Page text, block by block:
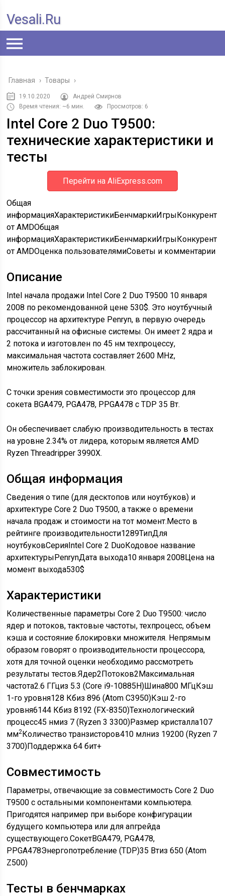
Vesali.ru
Главная › Товары ›
19.10.2020
Андрей Смирнов
Время чтения: ~6 мин.
Просмотров: 6
Intel Core 2 Duo T9500:
технические характеристики и
тесты
Перейти на AliExpress.com
Общая
информацияХарактеристикиБенчмаркиИгрыКонкурент
от AMDОбщая
информацияХарактеристикиБенчмаркиИгрыКонкурент
от AMDОценка пользователямиСоветы и комментарии
Описание
Intel начала продажи Intel Core 2 Duo T9500 10 января
2008 по рекомендованной цене 530$. Это ноутбучный
процессор на архитектуре Penryn, в первую очередь
рассчитанный на офисные системы. Он имеет 2 ядра и
2 потока и изготовлен по 45 нм техпроцессу,
максимальная частота составляет 2600 MHz,
множитель заблокирован.
С точки зрения совместимости это процессор для
сокета BGA479, PGA478, PPGA478 с TDP 35 Вт.
Он обеспечивает слабую производительность в тестах
на уровне 2.34% от лидера, которым является AMD
Ryzen Threadripper 3990X.
Общая информация
Сведения о типе (для десктопов или ноутбуков) и
архитектуре Core 2 Duo T9500, а также о времени
начала продаж и стоимости на тот момент.Место в
рейтинге производительности1289ТипДля
ноутбуковСерияIntel Core 2 DuoКодовое название
архитектурыPenrynДата выхода10 января 2008Цена на
момент выхода530$
Характеристики
Количественные параметры Core 2 Duo T9500: число
ядер и потоков, тактовые частоты, техпроцесс, объем
кэша и состояние блокировки множителя. Непрямым
образом говорят о производительности процессора,
хотя для точной оценки необходимо рассмотреть
результаты тестов.Ядер2Потоков2Максимальная
частота2.6 ГГциз 5.3 (Core i9-10885H)Шина800 МГцКэш
1-го уровня128 Кбиз 896 (Atom C3950)Кэш 2-го
уровня6144 Кбиз 8192 (FX-8350)Технологический
процесс45 нмиз 7 (Ryzen 3 3300)Размер кристалла107
мм2Количество транзисторов410 млниз 19200 (Ryzen 7
3700)Поддержка 64 бит+
Совместимость
Параметры, отвечающие за совместимость Core 2 Duo
T9500 с остальными компонентами компьютера.
Пригодятся например при выборе конфигурации
будущего компьютера или для апгрейда
существующего.СокетBGA479, PGA478,
PPGA478Энергопотребление (TDP)35 Втиз 650 (Atom
Z500)
Тесты в бенчмарках